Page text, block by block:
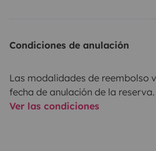
Condiciones de anulación
Las modalidades de reembolso
fecha de anulación de la reserva.
Ver las condiciones